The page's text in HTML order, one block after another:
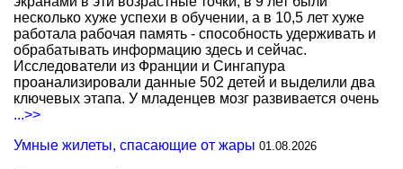
несколько хуже успехи в обучении, а в 10,5 лет хуже
работала рабочая память - способность удерживать и
обрабатывать информацию здесь и сейчас.
Исследователи из Франции и Сингапура
проанализировали данные 502 детей и выделили два
ключевых этапа. У младенцев мозг развивается очень
...>>
Умные жилеты, спасающие от жары 01.08.2026